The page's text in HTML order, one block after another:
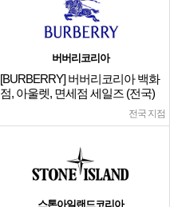
버버리코리아
[BURBERRY] 버버리코리아 백화
점, 아울렛, 면세점 세일즈 (전국)
전국 지점
스톤아일랜드코리아